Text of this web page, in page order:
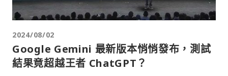
2024/08/02
Google Gemini 最新版本悄悄發布，測試
結果竟超越王者 ChatGPT？